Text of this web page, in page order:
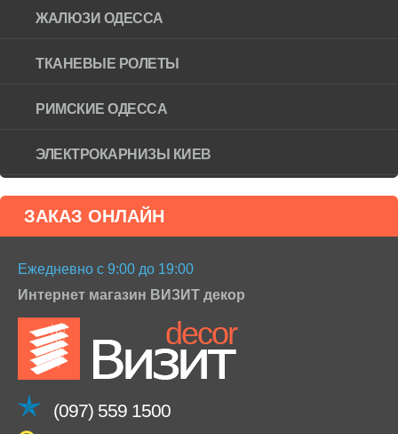
ЖАЛЮЗИ ОДЕССА
ТКАНЕВЫЕ РОЛЕТЫ
РИМСКИЕ ОДЕССА
ЭЛЕКТРОКАРНИЗЫ КИЕВ
ЗАКАЗ ОНЛАЙН
Ежедневно с 9:00 до 19:00
Интернет магазин ВИЗИТ декор
(097) 559 1500